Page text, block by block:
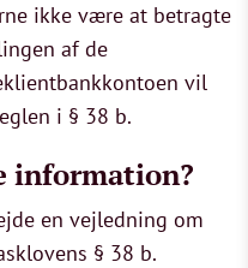
ikke være at betragte
af de
vil
i § 38 b.
information?
en vejledning om
§ 38 b.